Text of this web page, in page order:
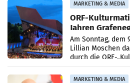
MARKETING & MEDIA
ORF-
Jahren
Simonischek
Am Sonntag, dem
Lillian Moschen
durch die ORF-
startet mit der
Grafenegg
MARKETING & MEDIA